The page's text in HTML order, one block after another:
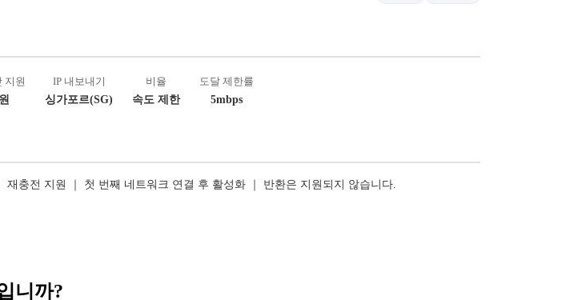
지원
IP 내보내기
싱가포르(SG)
비율
속도 제한
도달 제한률
5mbps
재충전 지원 ｜ 첫 번째 네트워크 연결 후 활성화 ｜ 반환은 지원되지 않습니다.
니까?